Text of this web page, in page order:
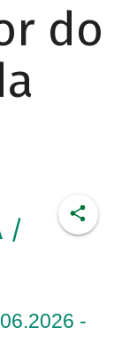
do
/
-